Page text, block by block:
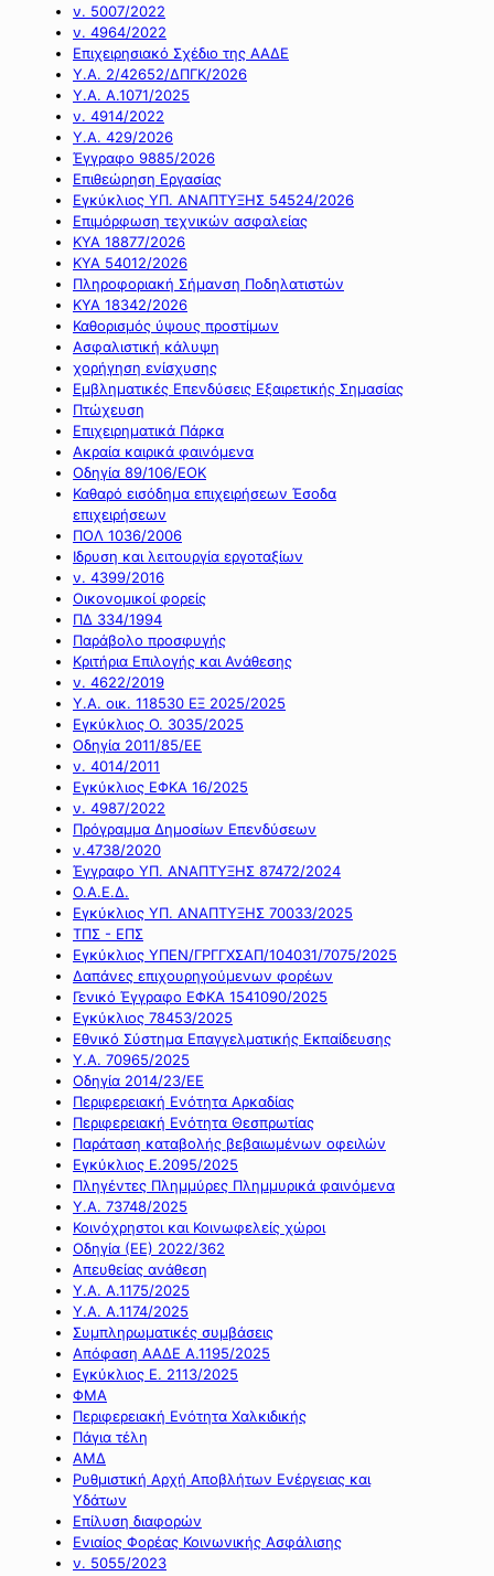
ν. 5007/2022
ν. 4964/2022
Επιχειρησιακό Σχέδιο της ΑΑΔΕ
Υ.Α. 2/42652/ΔΠΓΚ/2026
Υ.Α. Α.1071/2025
ν. 4914/2022
Υ.Α. 429/2026
Έγγραφο 9885/2026
Επιθεώρηση Εργασίας
Εγκύκλιος ΥΠ. ΑΝΑΠΤΥΞΗΣ 54524/2026
Επιμόρφωση τεχνικών ασφαλείας
ΚΥΑ 18877/2026
ΚΥΑ 54012/2026
Πληροφοριακή Σήμανση Ποδηλατιστών
ΚΥΑ 18342/2026
Καθορισμός ύψους προστίμων
Ασφαλιστική κάλυψη
χορήγηση ενίσχυσης
Εμβληματικές Επενδύσεις Εξαιρετικής Σημασίας
Πτώχευση
Επιχειρηματικά Πάρκα
Ακραία καιρικά φαινόμενα
Οδηγία 89/106/ΕΟΚ
Καθαρό εισόδημα επιχειρήσεων Έσοδα
επιχειρήσεων
ΠΟΛ 1036/2006
Ιδρυση και λειτουργία εργοταξίων
ν. 4399/2016
Οικονομικοί φορείς
ΠΔ 334/1994
Παράβολο προσφυγής
Κριτήρια Επιλογής και Ανάθεσης
ν. 4622/2019
Υ.Α. οικ. 118530 ΕΞ 2025/2025
Εγκύκλιος Ο. 3035/2025
Οδηγία 2011/85/ΕΕ
ν. 4014/2011
Εγκύκλιος ΕΦΚΑ 16/2025
ν. 4987/2022
Πρόγραμμα Δημοσίων Επενδύσεων
ν.4738/2020
Έγγραφο ΥΠ. ΑΝΑΠΤΥΞΗΣ 87472/2024
Ο.Α.Ε.Δ.
Εγκύκλιος ΥΠ. ΑΝΑΠΤΥΞΗΣ 70033/2025
ΤΠΣ - ΕΠΣ
Εγκύκλιος ΥΠΕΝ/ΓΡΓΓΧΣΑΠ/104031/7075/2025
Δαπάνες επιχουρηγούμενων φορέων
Γενικό Έγγραφο ΕΦΚΑ 1541090/2025
Εγκύκλιος 78453/2025
Εθνικό Σύστημα Επαγγελματικής Εκπαίδευσης
Υ.Α. 70965/2025
Οδηγία 2014/23/ΕΕ
Περιφερειακή Ενότητα Αρκαδίας
Περιφερειακή Ενότητα Θεσπρωτίας
Παράταση καταβολής βεβαιωμένων οφειλών
Εγκύκλιος Ε.2095/2025
Πληγέντες Πλημμύρες Πλημμυρικά φαινόμενα
Υ.Α. 73748/2025
Κοινόχρηστοι και Κοινωφελείς χώροι
Οδηγία (ΕΕ) 2022/362
Απευθείας ανάθεση
Υ.Α. Α.1175/2025
Υ.Α. Α.1174/2025
Συμπληρωματικές συμβάσεις
Απόφαση ΑΑΔΕ Α.1195/2025
Εγκύκλιος Ε. 2113/2025
ΦΜΑ
Περιφερειακή Ενότητα Χαλκιδικής
Πάγια τέλη
ΑΜΔ
Ρυθμιστική Αρχή Αποβλήτων Ενέργειας και
Υδάτων
Επίλυση διαφορών
Ενιαίος Φορέας Κοινωνικής Ασφάλισης
ν. 5055/2023